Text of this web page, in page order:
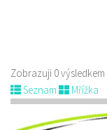
Zobrazuji 0 výsledkem
Seznam
Mřížka